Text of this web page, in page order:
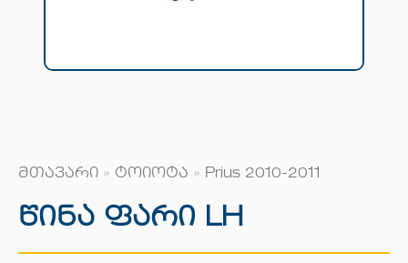
მთავარი » ტოიოტა » Prius 2010-2011
Წინა Ფარი LH